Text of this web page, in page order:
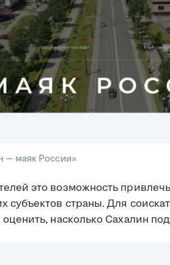
— маяк России»
это возможность
субъектов страны. Для
насколько Сахалин